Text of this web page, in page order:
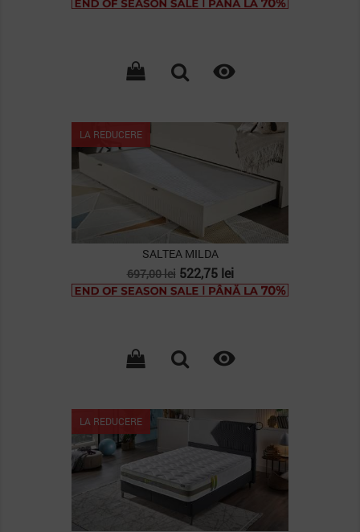

LA REDUCERE
SALTEA MILDA
Pret
de
697,00 lei Pret
522,75 lei

LA REDUCERE